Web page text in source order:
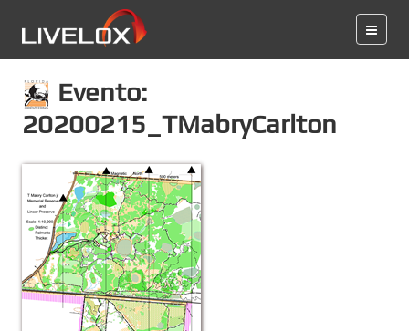
Evento:
20200215_TMabryCarlton